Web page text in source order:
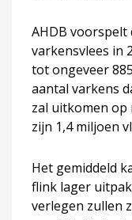
AHDB voorspelt
varkensvlees in
tot ongeveer
aantal varkens
zal uitkomen op
zijn 1,4 miljoen
Het gemiddeld
flink lager
verlegen zullen